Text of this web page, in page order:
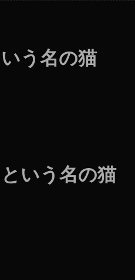
う名の猫
いう名の猫